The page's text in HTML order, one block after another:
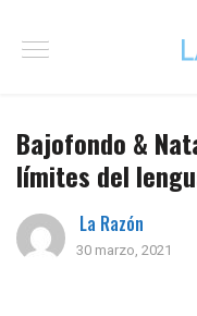
Bajofondo &
límites del
La Razón
30 marzo, 2021